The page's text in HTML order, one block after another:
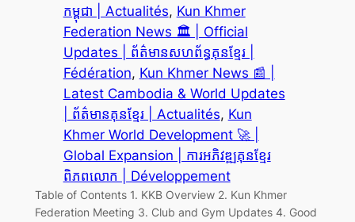
កម្ពុជា | Actualités, Kun Khmer
Federation News 🏛️ | Official
Updates | ព័ត៌មានសហព័ន្ធគុនខ្មែរ |
Fédération, Kun Khmer News 📰 |
Latest Cambodia & World Updates
| ព័ត៌មានគុនខ្មែរ | Actualités, Kun
Khmer World Development 🚀 |
Global Expansion | ការអភិវឌ្ឍគុនខ្មែរ
ពិភពលោក | Développement
Table of Contents 1. KKB Overview 2. Kun Khmer
Federation Meeting 3. Club and Gym Updates 4. Good